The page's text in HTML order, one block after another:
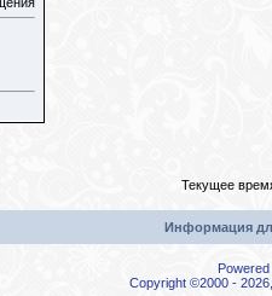
Текущее
Информация
Copyright ©2000 -